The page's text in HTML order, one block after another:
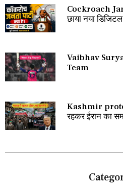
Cockroach
छाया नया
Vaibhav
Team
Kashmir
रहकर ईरान का